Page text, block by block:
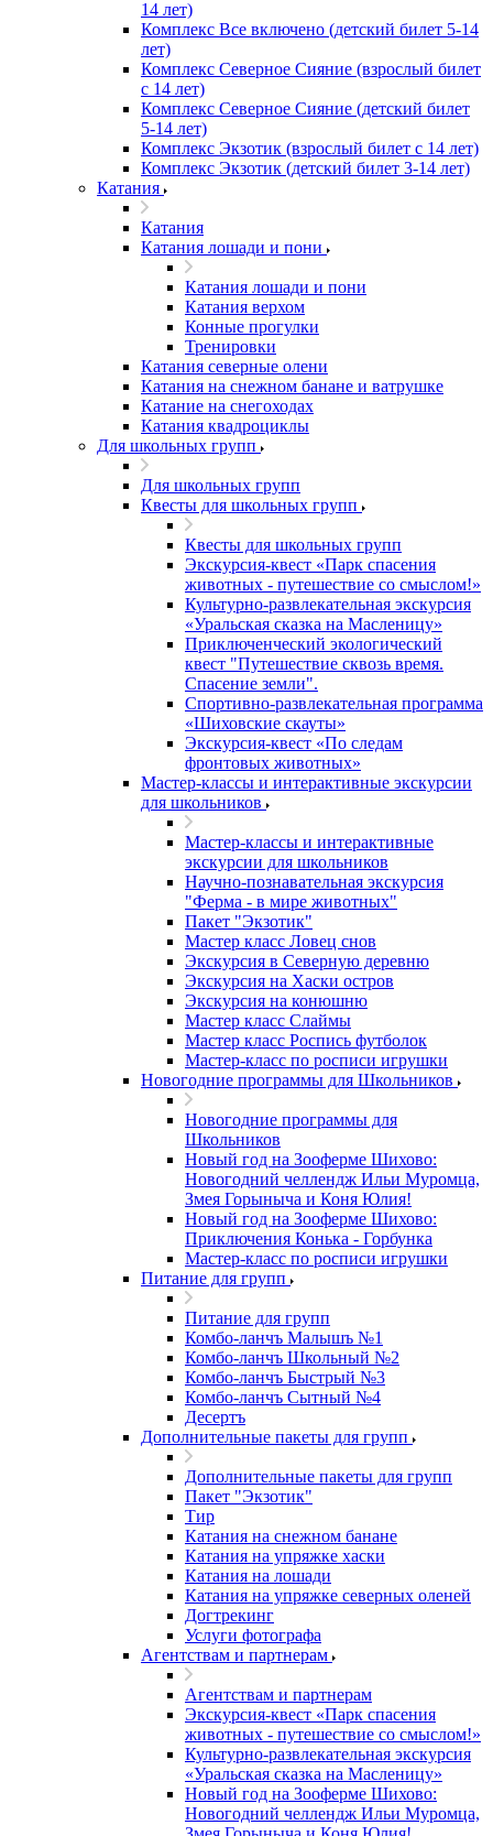
14 лет)
Комплекс Все включено (детский билет 5-14
лет)
Комплекс Северное Сияние (взрослый билет
с 14 лет)
Комплекс Северное Сияние (детский билет
5-14 лет)
Комплекс Экзотик (взрослый билет с 14 лет)
Комплекс Экзотик (детский билет 3-14 лет)
Катания
Катания
Катания лошади и пони
Катания лошади и пони
Катания верхом
Конные прогулки
Тренировки
Катания северные олени
Катания на снежном банане и ватрушке
Катание на снегоходах
Катания квадроциклы
Для школьных групп
Для школьных групп
Квесты для школьных групп
Квесты для школьных групп
Экскурсия-квест «Парк спасения
животных - путешествие со смыслом!»
Культурно-развлекательная экскурсия
«Уральская сказка на Масленицу»
Приключенческий экологический
квест "Путешествие сквозь время.
Спасение земли".
Спортивно-развлекательная программа
«Шиховские скауты»
Экскурсия-квест «По следам
фронтовых животных»
Мастер-классы и интерактивные экскурсии
для школьников
Мастер-классы и интерактивные
экскурсии для школьников
Научно-познавательная экскурсия
"Ферма - в мире животных"
Пакет "Экзотик"
Мастер класс Ловец снов
Экскурсия в Северную деревню
Экскурсия на Хаски остров
Экскурсия на конюшню
Мастер класс Слаймы
Мастер класс Роспись футболок
Мастер-класс по росписи игрушки
Новогодние программы для Школьников
Новогодние программы для
Школьников
Новый год на Зооферме Шихово:
Новогодний челлендж Ильи Муромца,
Змея Горыныча и Коня Юлия!
Новый год на Зооферме Шихово:
Приключения Конька - Горбунка
Мастер-класс по росписи игрушки
Питание для групп
Питание для групп
Комбо-ланчъ Малышъ №1
Комбо-ланчъ Школьный №2
Комбо-ланчъ Быстрый №3
Комбо-ланчъ Сытный №4
Десертъ
Дополнительные пакеты для групп
Дополнительные пакеты для групп
Пакет "Экзотик"
Тир
Катания на снежном банане
Катания на упряжке хаски
Катания на лошади
Катания на упряжке северных оленей
Догтрекинг
Услуги фотографа
Агентствам и партнерам
Агентствам и партнерам
Экскурсия-квест «Парк спасения
животных - путешествие со смыслом!»
Культурно-развлекательная экскурсия
«Уральская сказка на Масленицу»
Новый год на Зооферме Шихово:
Новогодний челлендж Ильи Муромца,